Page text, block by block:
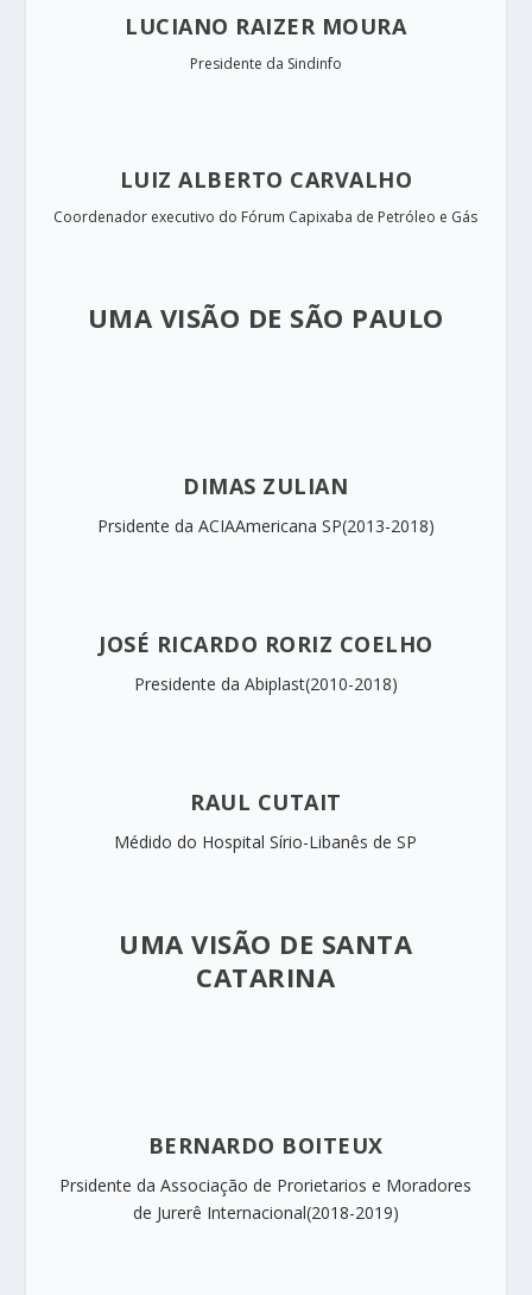
LUCIANO RAIZER MOURA
Presidente da Sindinfo​
LUIZ ALBERTO CARVALHO
Coordenador executivo do Fórum Capixaba de Petróleo e Gás
UMA VISÃO DE SÃO PAULO
DIMAS ZULIAN
Prsidente da ACIAAmericana SP(2013-2018)
JOSÉ RICARDO RORIZ COELHO
Presidente da Abiplast(2010-2018)
RAUL CUTAIT
Médido do Hospital Sírio-Libanês de SP
UMA VISÃO DE SANTA
CATARINA
BERNARDO BOITEUX
Prsidente da Associação de Prorietarios e Moradores
de Jurerê Internacional(2018-2019)